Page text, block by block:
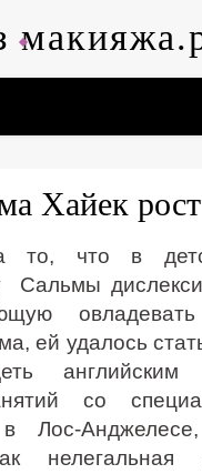
Хайек
то, что в
Сальмы
ей удалось
со
в Лос-
нелегальная